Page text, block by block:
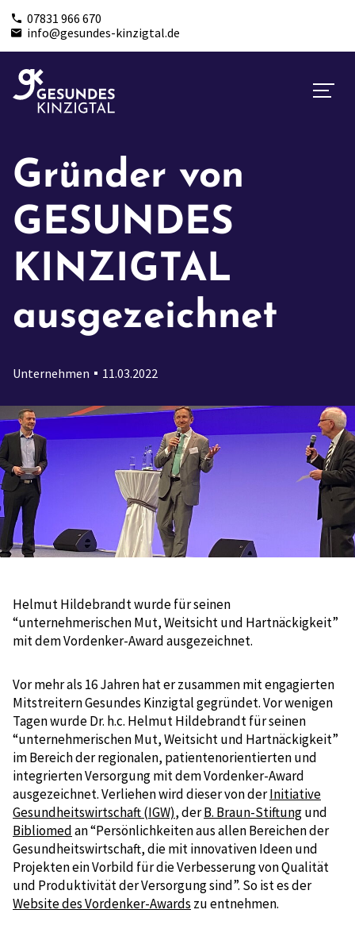
07831 966 670
info@gesundes-kinzigtal.de
Gründer von
GESUNDES
KINZIGTAL
ausgezeichnet
Unternehmen 11.03.2022
Helmut Hildebrandt wurde für seinen
“unternehmerischen Mut, Weitsicht und Hartnäckigkeit”
mit dem Vordenker-Award ausgezeichnet.
Vor mehr als 16 Jahren hat er zusammen mit engagierten
Mitstreitern Gesundes Kinzigtal gegründet. Vor wenigen
Tagen wurde Dr. h.c. Helmut Hildebrandt für seinen
“unternehmerischen Mut, Weitsicht und Hartnäckigkeit”
im Bereich der regionalen, patientenorientierten und
integrierten Versorgung mit dem Vordenker-Award
ausgezeichnet. Verliehen wird dieser von derInitiative
Gesundheitswirtschaft (IGW), derB. Braun-Stiftungund
Bibliomedan “Persönlichkeiten aus allen Bereichen der
Gesundheitswirtschaft, die mit innovativen Ideen und
Projekten ein Vorbild für die Verbesserung von Qualität
und Produktivität der Versorgung sind”. So ist es der
Website des Vordenker-Awards zu entnehmen.